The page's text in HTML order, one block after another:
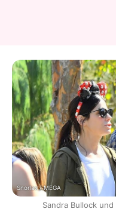
Snorlax / MEGA
Sandra Bullock